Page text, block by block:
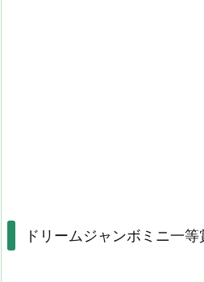
ドリームジャンボミニ一